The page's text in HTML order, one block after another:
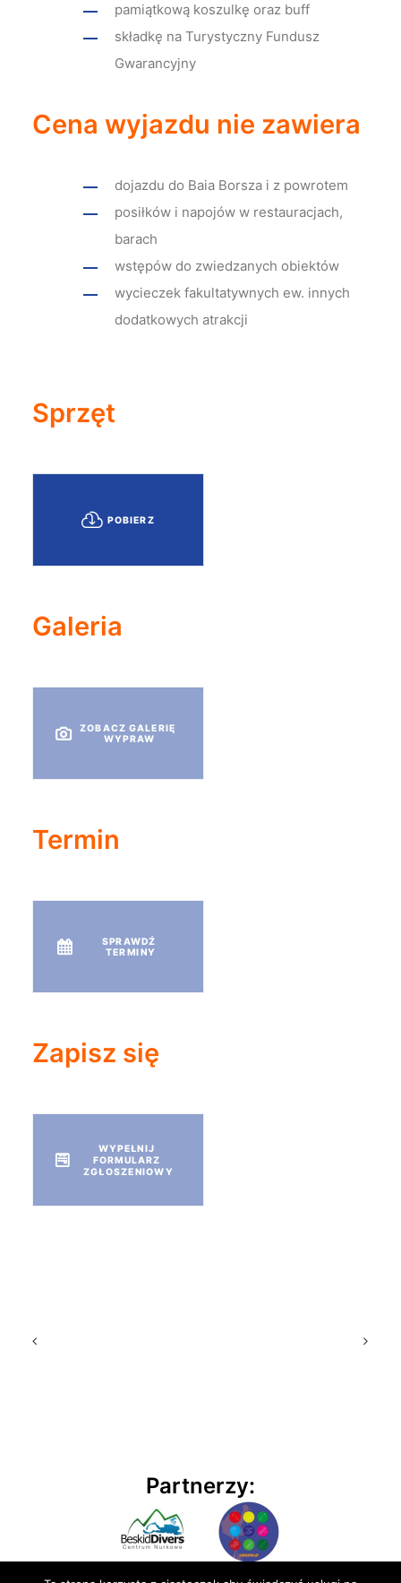
pamiątkową koszulkę oraz buff
składkę na Turystyczny Fundusz
Gwarancyjny
Cena wyjazdu nie zawiera
dojazdu do Baia Borsza i z powrotem
posiłków i napojów w restauracjach,
barach
wstępów do zwiedzanych obiektów
wycieczek fakultatywnych ew. innych
dodatkowych atrakcji
Sprzęt
POBIERZ
Galeria
ZOBACZ GALERIĘ
WYPRAW
Termin
SPRAWDŹ
TERMINY
Zapisz się
WYPEŁNIJ
FORMULARZ
ZGŁOSZENIOWY
Partnerzy: